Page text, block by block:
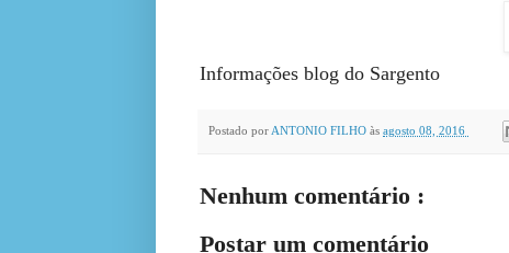
Informações blog do Sargento
Postado por ANTONIO FILHO às agosto 08, 2016
Nenhum comentário :
Postar um comentário